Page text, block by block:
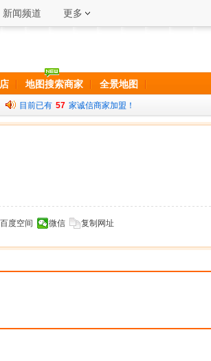
新闻频道 更多
地图搜索商家 全景地图
目前已有 57 家诚信商家加盟！
百度空间 微信 复制网址